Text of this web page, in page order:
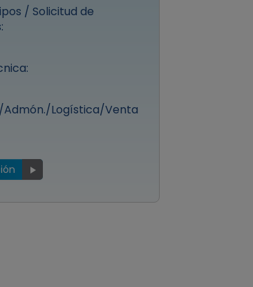
/ Solicitud de
Logística/Venta